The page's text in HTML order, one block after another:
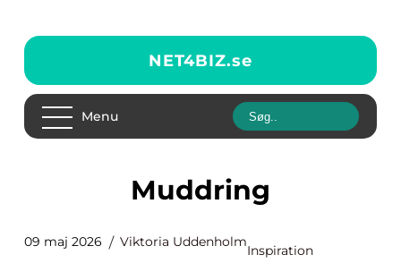
NET4BIZ.se
Menu
Muddring
09 maj 2026 Viktoria Uddenholm
Inspiration